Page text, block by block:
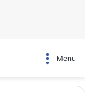
Menu